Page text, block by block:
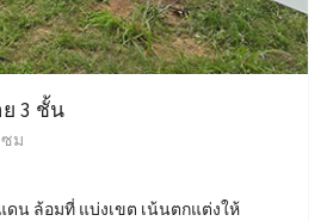
ย 3 ชั้น
ม
ดน ล้อมที่ แบ่งเขต เน้นตกแต่งให้